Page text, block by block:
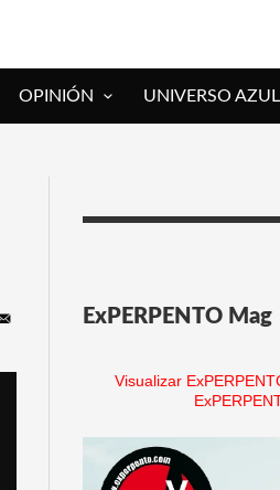
OPINIÓN UNIVERSO AZUL
ExPERPENTO Mag
Visualizar